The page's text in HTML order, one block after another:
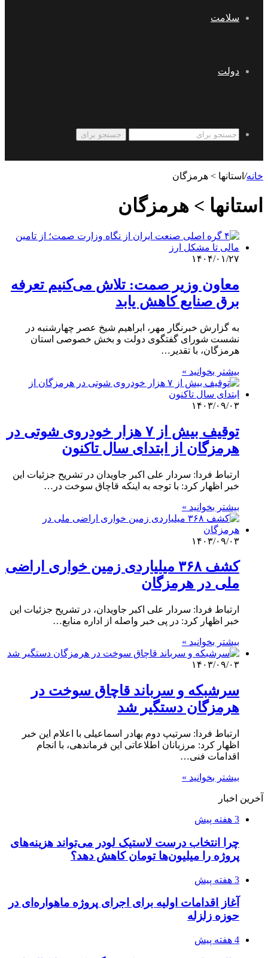
سلامت
دولت
جستجو برای
خانه/ استانها > هرمزگان
استانها > هرمزگان
۱۴۰۴/۰۱/۲۷
معاون وزیر صمت: تلاش می‌کنیم تعرفه
برق صنایع کاهش یابد
به گزارش خبرنگار مهر، ابراهیم شیخ عصر چهارشنبه در
نشست شورای گفتگوی دولت و بخش خصوصی استان
هرمزگان، با تقدیر…
بیشتر بخوانید »
۱۴۰۳/۰۹/۰۳
توقیف بیش از ۷ هزار خودروی شوتی در
هرمزگان از ابتدای سال تاکنون
ارتباط فردا: سردار علی اکبر جاویدان در تشریح جزئیات این
خبر اظهار کرد: با توجه به اینکه قاچاق سوخت در…
بیشتر بخوانید »
۱۴۰۳/۰۹/۰۳
کشف ۳۶۸ میلیاردی زمین خواری اراضی
ملی در هرمزگان
ارتباط فردا: سردار علی اکبر جاویدان، در تشریح جزئیات این
خبر اظهار کرد: در پی خبر واصله از اداره منابع…
بیشتر بخوانید »
۱۴۰۳/۰۹/۰۳
سرشبکه و سرباند قاچاق سوخت در
هرمزگان دستگیر شد
ارتباط فردا: سرتیپ دوم بهادر اسماعیلی با اعلام این خبر
اظهار کرد: مرزبانان اطلاعاتی این فرماندهی، با انجام
اقدامات فنی…
بیشتر بخوانید »
آخرین اخبار
3 هفته پیش
چرا انتخاب درست لاستیک لودر می‌تواند هزینه‌های
پروژه را میلیون‌ها تومان کاهش دهد؟
3 هفته پیش
آغاز اقدامات اولیه برای اجرای پروژه ماهواره‌ای در
حوزه زلزله
4 هفته پیش